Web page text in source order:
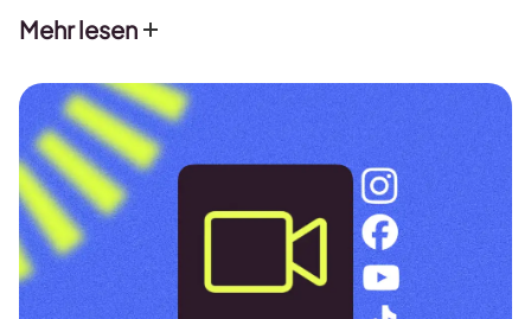
Mehr lesen